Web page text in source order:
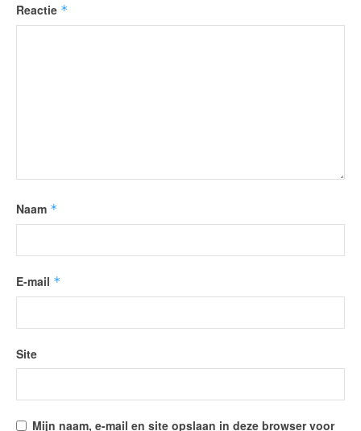
Reactie *
Naam *
E-mail *
Site
Mijn naam, e-mail en site opslaan in deze browser voor